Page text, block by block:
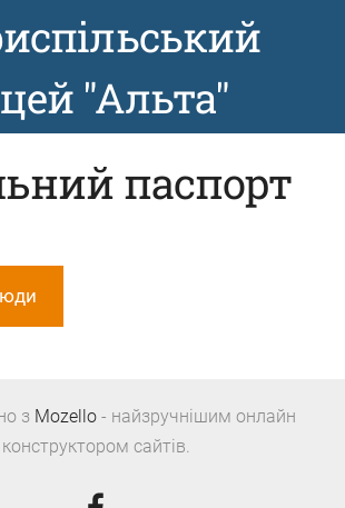
"Альта"
паспорт
з Mozello - найзручнішим онлайн
конструктором сайтів.